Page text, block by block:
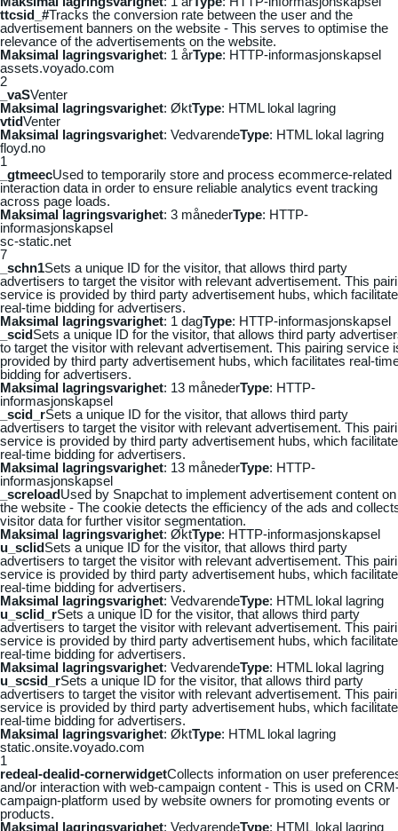
ttcsid_#Tracks the conversion rate between the user and the
advertisement banners on the website - This serves to optimise the
relevance of the advertisements on the website.
Maksimal lagringsvarighet: 1 årType: HTTP-informasjonskapsel
assets.voyado.com
2
_vaSVenter
Maksimal lagringsvarighet: ØktType: HTML lokal lagring
vtidVenter
Maksimal lagringsvarighet: VedvarendeType: HTML lokal lagring
floyd.no
1
_gtmeecUsed to temporarily store and process ecommerce-related
interaction data in order to ensure reliable analytics event tracking
across page loads.
Maksimal lagringsvarighet: 3 månederType: HTTP-
informasjonskapsel
sc-static.net
7
_schn1Sets a unique ID for the visitor, that allows third party
advertisers to target the visitor with relevant advertisement. This
service is provided by third party advertisement hubs, which
real-time bidding for advertisers.
Maksimal lagringsvarighet: 1 dagType: HTTP-informasjonskapsel
_scidSets a unique ID for the visitor, that allows third party
to target the visitor with relevant advertisement. This pairing service
provided by third party advertisement hubs, which facilitates real-
bidding for advertisers.
Maksimal lagringsvarighet: 13 månederType: HTTP-
informasjonskapsel
_scid_rSets a unique ID for the visitor, that allows third party
advertisers to target the visitor with relevant advertisement. This
service is provided by third party advertisement hubs, which
real-time bidding for advertisers.
Maksimal lagringsvarighet: 13 månederType: HTTP-
informasjonskapsel
_screloadUsed by Snapchat to implement advertisement content on
the website - The cookie detects the efficiency of the ads and
visitor data for further visitor segmentation.
Maksimal lagringsvarighet: ØktType: HTTP-informasjonskapsel
u_sclidSets a unique ID for the visitor, that allows third party
advertisers to target the visitor with relevant advertisement. This
service is provided by third party advertisement hubs, which
real-time bidding for advertisers.
Maksimal lagringsvarighet: VedvarendeType: HTML lokal lagring
u_sclid_rSets a unique ID for the visitor, that allows third party
advertisers to target the visitor with relevant advertisement. This
service is provided by third party advertisement hubs, which
real-time bidding for advertisers.
Maksimal lagringsvarighet: VedvarendeType: HTML lokal lagring
u_scsid_rSets a unique ID for the visitor, that allows third party
advertisers to target the visitor with relevant advertisement. This
service is provided by third party advertisement hubs, which
real-time bidding for advertisers.
Maksimal lagringsvarighet: ØktType: HTML lokal lagring
static.onsite.voyado.com
1
redeal-dealid-cornerwidgetCollects information on user
and/or interaction with web-campaign content - This is used on
campaign-platform used by website owners for promoting events or
products.
Maksimal lagringsvarighet: VedvarendeType: HTML lokal lagring